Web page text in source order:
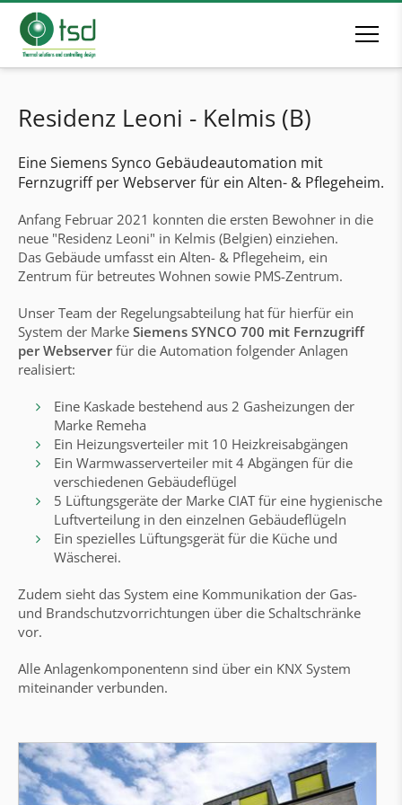
Residenz Leoni - Kelmis (B)
Eine Siemens Synco Gebäudeautomation mit
Fernzugriff per Webserver für ein Alten- & Pflegeheim.
Anfang Februar 2021 konnten die ersten Bewohner in die
neue "Residenz Leoni" in Kelmis (Belgien) einziehen.
Das Gebäude umfasst ein Alten- & Pflegeheim, ein
Zentrum für betreutes Wohnen sowie PMS-Zentrum.
Unser Team der Regelungsabteilung hat für hierfür ein
System der Marke Siemens SYNCO 700 mit Fernzugriff
per Webserverfür die Automation folgender Anlagen
realisiert:
Eine Kaskade bestehend aus 2 Gasheizungen der
Marke Remeha
Ein Heizungsverteiler mit 10 Heizkreisabgängen
Ein Warmwasserverteiler mit 4 Abgängen für die
verschiedenen Gebäudeflügel
5 Lüftungsgeräte der Marke CIAT für eine hygienische
Luftverteilung in den einzelnen Gebäudeflügeln
Ein spezielles Lüftungsgerät für die Küche und
Wäscherei.
Zudem sieht das System eine Kommunikation der Gas-
und Brandschutzvorrichtungen über die Schaltschränke
vor.
Alle Anlagenkomponentenn sind über ein KNX System
miteinander verbunden.